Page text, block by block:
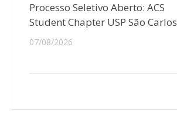
Processo Seletivo Aberto: ACS
Student Chapter USP São Carlos
07/08/2026